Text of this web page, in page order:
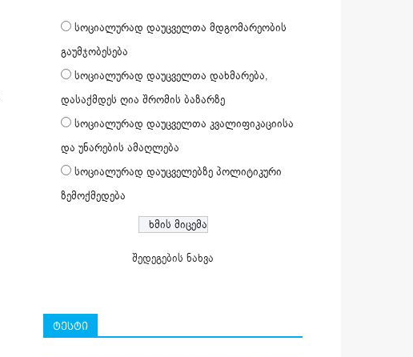
სოციალურად დაუცველთა მდგომარეობის
გაუმჯობესება
სოციალურად დაუცველთა დახმარება,
დასაქმდეს ღია შრომის ბაზარზე
სოციალურად დაუცველთა კვალიფიკაციისა
და უნარების ამაღლება
სოციალურად დაუცველებზე პოლიტიკური
ზემოქმედება
შედეგების ნახვა
ტესტი